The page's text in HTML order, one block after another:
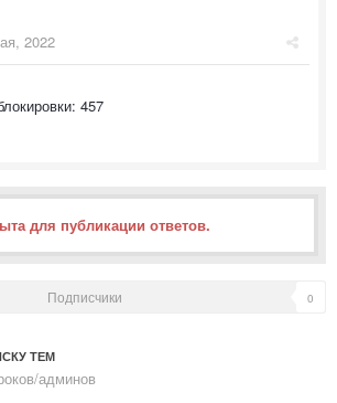
2022
457
для публикации ответов.
Подписчики 0
ТЕМ
админов